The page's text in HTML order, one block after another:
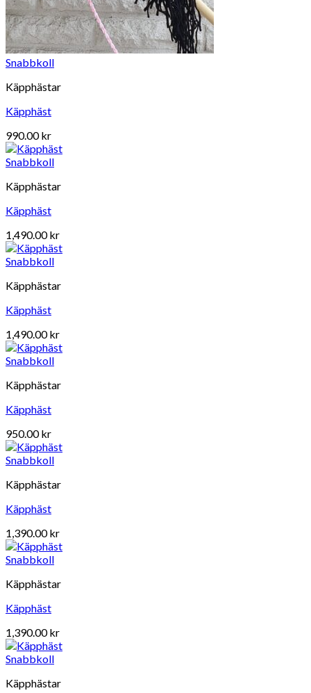
Snabbkoll
Käpphästar
Käpphäst
990.00kr
Snabbkoll
Käpphästar
Käpphäst
1,490.00kr
Snabbkoll
Käpphästar
Käpphäst
1,490.00kr
Snabbkoll
Käpphästar
Käpphäst
950.00kr
Snabbkoll
Käpphästar
Käpphäst
1,390.00kr
Snabbkoll
Käpphästar
Käpphäst
1,390.00kr
Snabbkoll
Käpphästar